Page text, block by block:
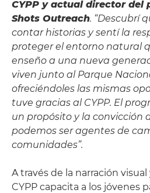
CYPP y actual director del
Shots Outreach. “Descubrí
contar historias y sentí la
proteger el entorno natural
enseño a una nueva
viven junto al Parque
ofreciéndoles las mismas
tuve gracias al CYPP. El
un propósito y la convicción
podemos ser agentes de
comunidades”.
A través de la narración visual
CYPP capacita a los jóvenes